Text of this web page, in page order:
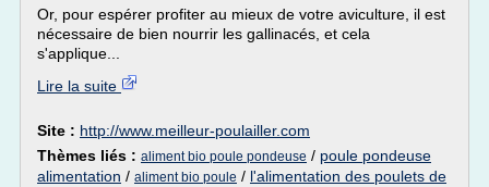
Or, pour espérer profiter au mieux de votre aviculture, il est
nécessaire de bien nourrir les gallinacés, et cela
s'applique...
Lire la suite
Site : http://www.meilleur-poulailler.com
Thèmes liés : aliment bio poule pondeuse / poule pondeuse
alimentation / aliment bio poule / l'alimentation des poulets de